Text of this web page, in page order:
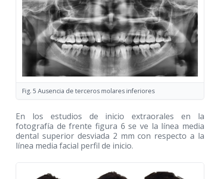
Fig. 5 Ausencia de terceros molares inferiores
En los estudios de inicio extraorales en la
fotografía de frente figura 6 se ve la línea media
dental superior desviada 2 mm con respecto a la
línea media facial perfil de inicio.